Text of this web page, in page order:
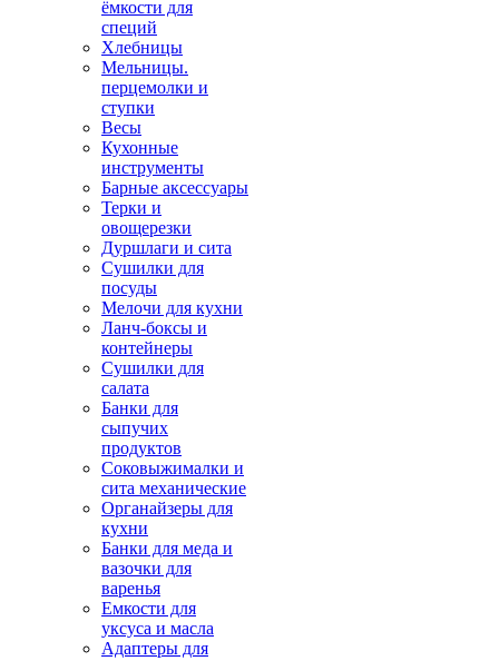
ёмкости для
специй
Хлебницы
Мельницы.
перцемолки и
ступки
Весы
Кухонные
инструменты
Барные аксессуары
Терки и
овощерезки
Дуршлаги и сита
Сушилки для
посуды
Мелочи для кухни
Ланч-боксы и
контейнеры
Сушилки для
салата
Банки для
сыпучих
продуктов
Соковыжималки и
сита механические
Органайзеры для
кухни
Банки для меда и
вазочки для
варенья
Емкости для
уксуса и масла
Адаптеры для